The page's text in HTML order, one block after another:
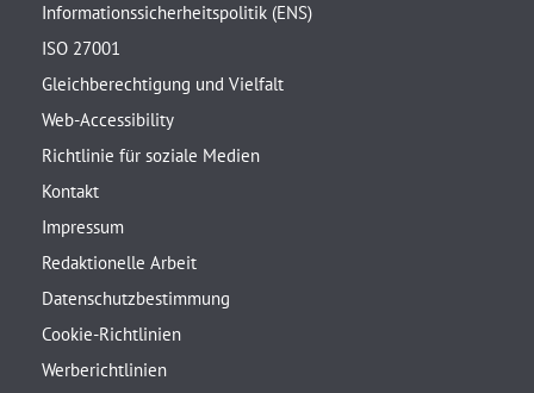
Informationssicherheitspolitik (ENS)
ISO 27001
Gleichberechtigung und Vielfalt
Web-Accessibility
Richtlinie für soziale Medien
Kontakt
Impressum
Redaktionelle Arbeit
Datenschutzbestimmung
Cookie-Richtlinien
Werberichtlinien